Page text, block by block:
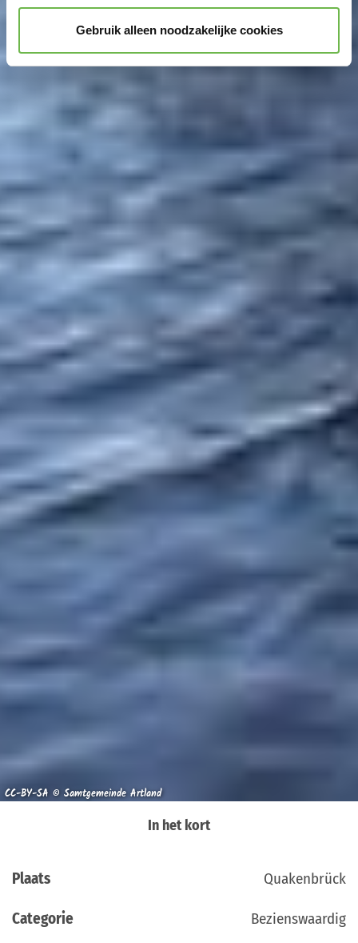
Gebruik alleen noodzakelijke cookies
CC-BY-SA © Samtgemeinde Artland
In het kort
Plaats Quakenbrück
Categorie Bezienswaardig